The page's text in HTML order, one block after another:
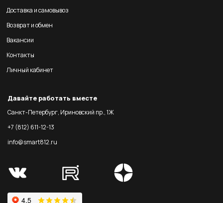
Доставка и самовывоз
Возврат и обмен
Вакансии
Контакты
Личный кабинет
Давайте работать вместе
Санкт-Петербург, Ириновский пр., 1Ж
+7 (812) 611-12-13
info@smart812.ru